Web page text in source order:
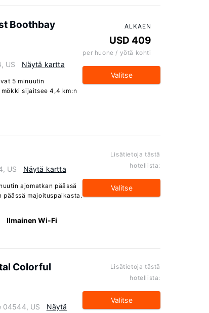
Boothbay
US Näytä kartta
5 minuutin
sijaitsee 4,4 km:n
ALKAEN
USD 409
per huone / yötä kohti
Valitse
US Näytä kartta
ajomatkan päässä
päässä majoituspaikasta.
Ilmainen Wi-Fi
Lisätietoja tästä
hotellista:
Valitse
Colorful
04544, US
Näytä
Lisätietoja tästä
hotellista:
Valitse